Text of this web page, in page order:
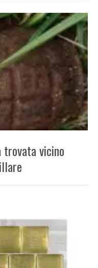
trovata vicino